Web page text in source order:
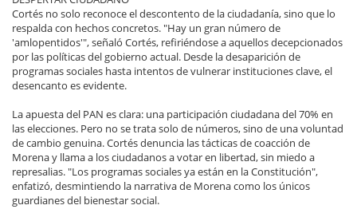
Cortés no solo reconoce el descontento de la ciudadanía, sino que lo
respalda con hechos concretos. "Hay un gran número de
'amlopentidos'", señaló Cortés, refiriéndose a aquellos decepcionados
por las políticas del gobierno actual. Desde la desaparición de
programas sociales hasta intentos de vulnerar instituciones clave, el
desencanto es evidente.
La apuesta del PAN es clara: una participación ciudadana del 70% en
las elecciones. Pero no se trata solo de números, sino de una voluntad
de cambio genuina. Cortés denuncia las tácticas de coacción de
Morena y llama a los ciudadanos a votar en libertad, sin miedo a
represalias. "Los programas sociales ya están en la Constitución",
enfatizó, desmintiendo la narrativa de Morena como los únicos
guardianes del bienestar social.